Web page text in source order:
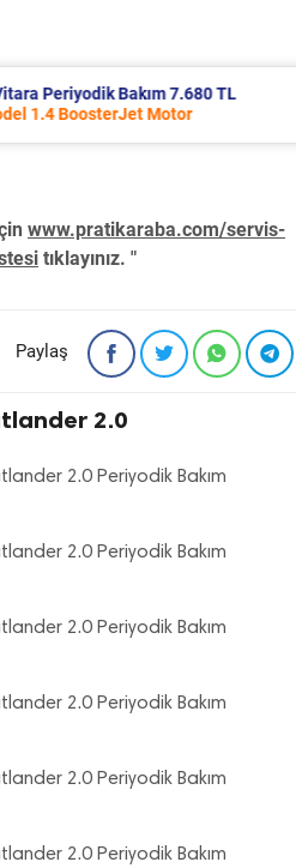
Bakım 7.680 TL
Motor
www.pratikaraba.com/servis-
tıklayınız. "
Paylaş
2.0
2.0 Periyodik Bakım
2.0 Periyodik Bakım
2.0 Periyodik Bakım
2.0 Periyodik Bakım
2.0 Periyodik Bakım
2.0 Periyodik Bakım